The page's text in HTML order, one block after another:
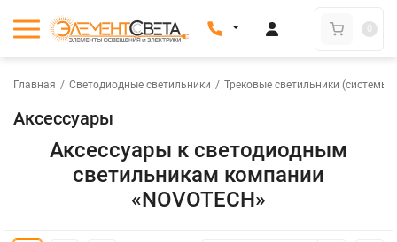
0
Главная / Светодиодные светильники / Трековые светильники (системы)
Аксессуары
Аксессуары к светодиодным
светильникам компании
«NOVOTECH»